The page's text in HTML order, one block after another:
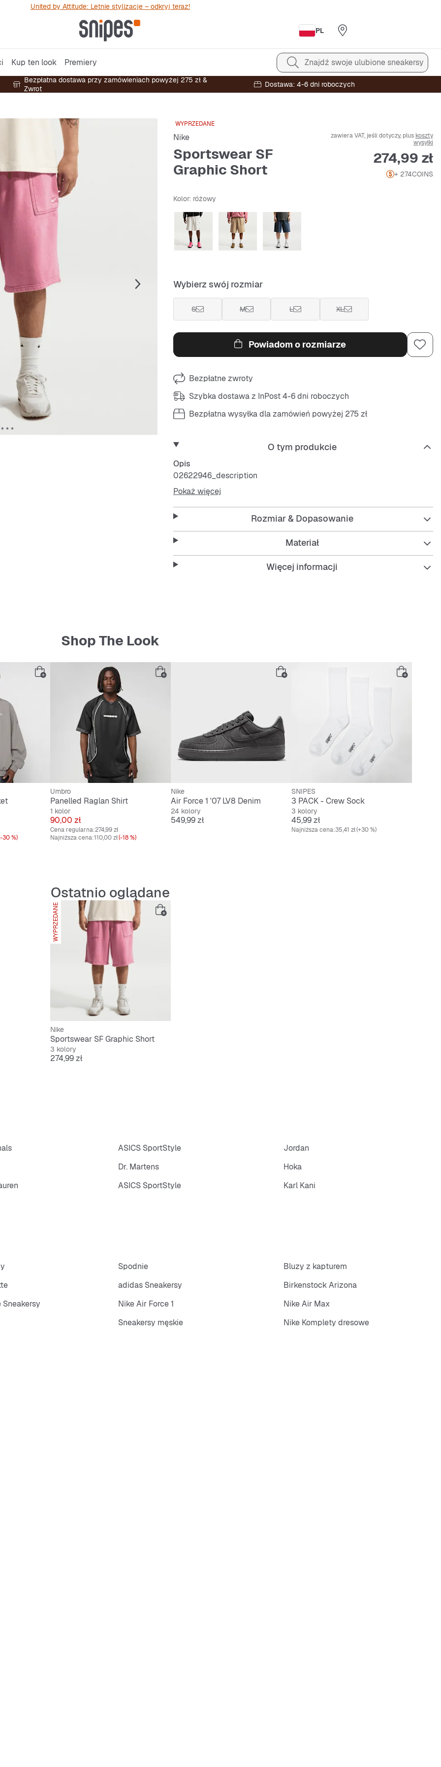
United by Attitude: Letnie stylizacje – odkryj teraz!
PL
Kup ten look Premiery Znajdź swoje ulubione sneakersy
Bezpłatna dostawa przy zamówieniach powyżej 275 zł &
Zwrot
Dostawa: 4-6 dni roboczych
WYPRZEDANE
Nike
Sportswear SF
Graphic Short
zawiera VAT, jeśli dotyczy, plus koszty
wysyłki
Cena
274,99 zł
+ 274COINS
Kolor: różowy
Wybierz swój rozmiar
S M L XL
Powiadom o rozmiarze
Bezpłatne zwroty
Szybka dostawa z InPost 4-6 dni roboczych
Bezpłatna wysyłka dla zamówień powyżej 275 zł
O tym produkcie
Opis
02622946_description
Pokaż więcej
Rozmiar & Dopasowanie
Materiał
Więcej informacji
Shop The Look
30 %)
Umbro
Panelled Raglan Shirt
1 kolor
Cena
90,00 zł
Cena regularna:274,99 zł
Najniższa cena:110,00 zł(-18 %)
Nike
Air Force 1 '07 LV8 Denim
24 kolory
Cena
549,99 zł
SNIPES
3 PACK - Crew Sock
3 kolory
Cena
45,99 zł
Najniższa cena:35,41 zł(+30 %)
Ostatnio oglądane
WYPRZEDANE
Nike
Sportswear SF Graphic Short
3 kolory
Cena
274,99 zł
ASICS SportStyle
Jordan
Dr. Martens
Hoka
ASICS SportStyle
Karl Kani
Spodnie
Bluzy z kapturem
adidas Sneakersy
Birkenstock Arizona
Nike Air Force 1
Nike Air Max
Sneakersy męskie Nike Komplety dresowe